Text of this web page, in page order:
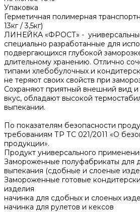
Упаковка
Герметичная полимерная
13кг / 3,5кг)
ЛИНЕЙКА «ФРОСТ» -
специально разработанные для
подвергающихся глубокой
длительному хранению. Отлично
типами хлебобулочных и
не теряют своих свойств при
Сохраняют приятный внешний вид и
вкус, обладают высокой
выпекании.
По показателям безопасности
требованиям ТР ТС 021/2011 «О
продукции».
Продукт универсального
Замороженные полуфабрикаты для
выпекания (сдобные и слоеные
Замороженные готовые
изделия
начинка для сдобных и слоеных
начинка для рулетов и кексов